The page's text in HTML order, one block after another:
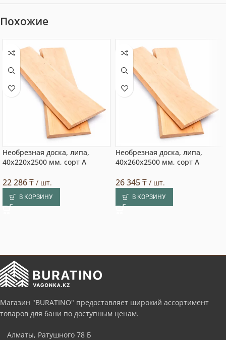
Похожие
Необрезная доска, липа,
40x220x2500 мм, сорт A
22 286₸ / шт.
В КОРЗИНУ
Необрезная доска, липа,
40x260x2500 мм, сорт A
26 345₸ / шт.
В КОРЗИНУ
Магазин "BURATINO" предоставляет широкий ассортимент
товаров для бани по доступным ценам.
Алматы, Ратушного 78 Б